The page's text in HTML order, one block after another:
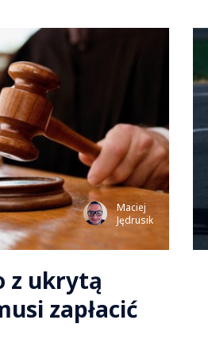
Maciej
Jędrusik
z ukrytą
zapłacić